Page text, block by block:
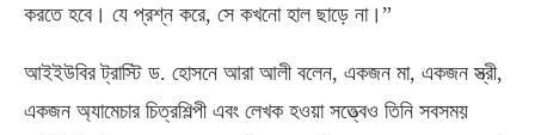
করতে হবে। যে প্রশ্ন করে, সে কখনো হাল ছাড়ে না।”
আইইউবির ট্রাস্টি ড. হোসনে আরা আলী বলেন, একজন মা, একজন স্ত্রী,
একজন অ্যামেচার চিত্রশিল্পী এবং লেখক হওয়া সত্ত্বেও তিনি সবসময়